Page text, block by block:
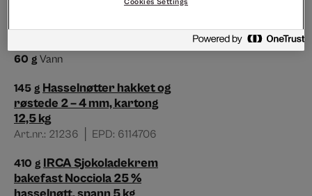
350 g smør
60 g Vann
145 g Hasselnøtter hakket og
røstede 2 – 4 mm, kartong
12,5 kg
Art.nr.: 21236 │ EPD: 6114706
410 g IRCA Sjokoladekrem
bakefast Nocciola 25 %
Cookies Settings